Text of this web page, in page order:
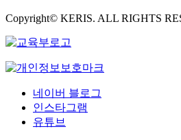
Copyright© KERIS. ALL RIGHTS
네이버 블로그
인스타그램
유튜브